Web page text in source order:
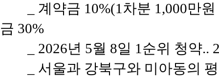
_ 계약금 10%(1차분 1,000만
금 30%
_ 2026년 5월 8일 1순위 청약
_ 서울과 강북구와 미아동의